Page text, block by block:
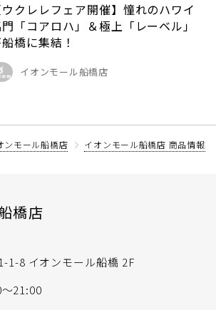
ウクレレフェア開催】憧れのハワイ
「コアロハ」＆極上「レーベル」
橋に集結！
イオンモール船橋店
ンモール船橋店 イオンモール船橋店 商品情報
橋店
1-8 イオンモール船橋 2F
21:00